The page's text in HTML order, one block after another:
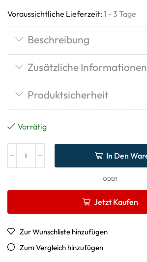
Voraussichtliche Lieferzeit: 1 - 3 Tage
Beschreibung
Zusätzliche Informationen
Produktsicherheit
Vorrätig
In Den
ODER
Jetzt Kaufen
Zur Wunschliste hinzufügen
Zum Vergleich hinzufügen